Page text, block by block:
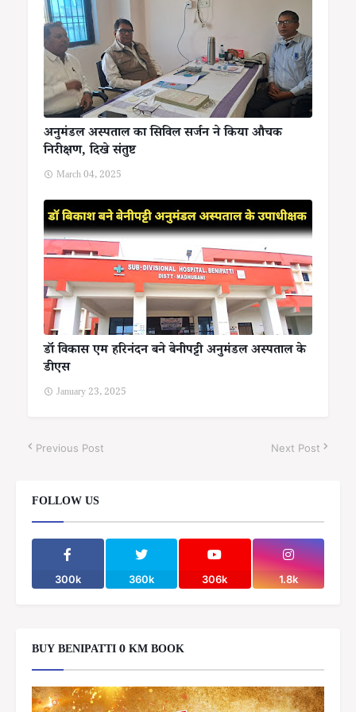
अनुमंडल अस्पताल का सिविल सर्जन ने किया औचक
निरीक्षण, दिखे संतुष्ट
March 04, 2025
डॉ विकास एम हरिनंदन बने बेनीपट्टी अनुमंडल अस्पताल के
डीएस
January 23, 2025
Previous Post Next Post
FOLLOW US
300k 360k 306k 1.8k
BUY BENIPATTI 0 KM BOOK